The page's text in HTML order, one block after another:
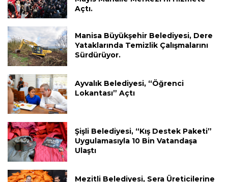
Açtı.
Manisa Büyükşehir Belediyesi, Dere
Yataklarında Temizlik Çalışmalarını
Sürdürüyor.
Ayvalık Belediyesi, “Öğrenci
Lokantası” Açtı
Şişli Belediyesi, “Kış Destek Paketi”
Uygulamasıyla 10 Bin Vatandaşa
Ulaştı
Mezitli Belediyesi, Sera Üreticilerine